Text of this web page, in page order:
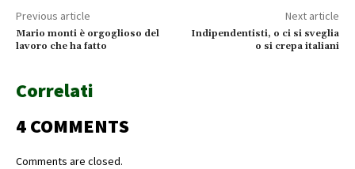
Previous article
Mario monti è orgoglioso del
lavoro che ha fatto
Next article
Indipendentisti, o ci si sveglia
o si crepa italiani
Correlati
4 COMMENTS
Comments are closed.